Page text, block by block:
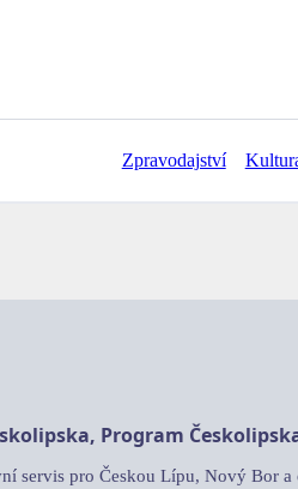
Zpravodajství
Program
servis pro Českou Lípu, Nový Bor a